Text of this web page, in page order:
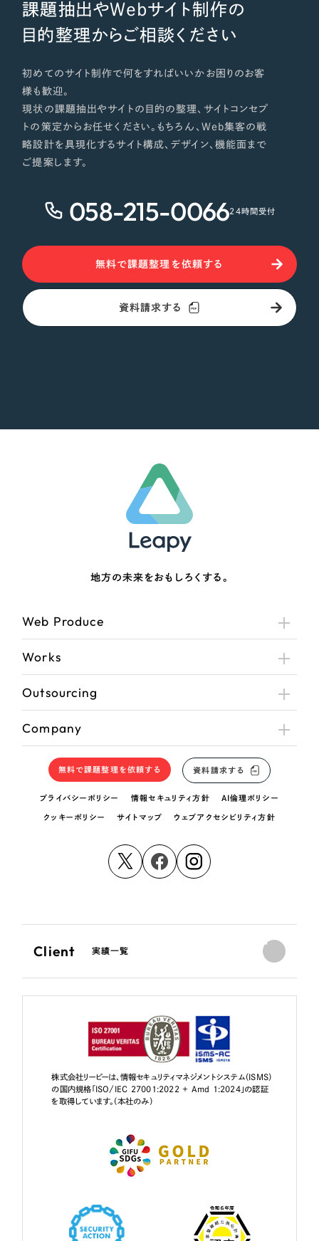
課題抽出やWebサイト制作の
目的整理からご相談ください
初めてのサイト制作で何をすればいいかお困りのお客
様も歓迎。
現状の課題抽出やサイトの目的の整理、サイトコンセプ
トの策定からお任せください。もちろん、Web集客の戦
略設計を具現化するサイト構成、デザイン、機能面まで
ご提案します。
058-215-006624時間受付
無料で課題整理を依頼する
資料請求する
地方の未来をおもしろくする。
Web Produce
Works
Outsourcing
Company
無料で課題整理を依頼する 資料請求する
プライバシーポリシー 情報セキュリティ方針 AI倫理ポリシー
クッキーポリシー サイトマップ ウェブアクセシビリティ方針
Client 実績一覧
株式会社リーピーは、情報セキュリティマネジメントシステム（ISMS）
の国内規格「ISO/IEC 27001:2022 + Amd 1:2024」の認証
を取得しています。（本社のみ）